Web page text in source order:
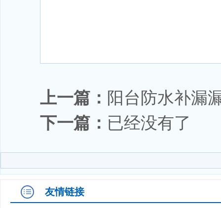
上一篇： 阳台防水补漏
下一篇： 已经没有了
友情链接